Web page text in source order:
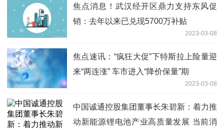
焦点消息！武汉经开区鼎力支持东风促
销：去年以来已兑现5700万补贴
2023-03-08
焦点速讯：“疯狂大促”下特斯拉上险量迎
来“两连涨” 车市进入“降价保量”期
2023-03-08
中国诚通控股集团董事长朱碧新：着力推
动新能源锂电池产业高质量发展 当前消